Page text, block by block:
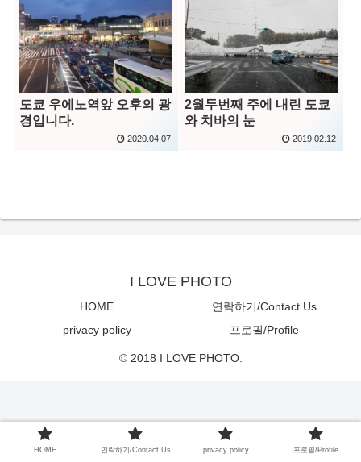
도쿄 우에노역앞 오후의 광
경입니다.
2020.04.07
2월두번째 주에 내린 도쿄
와 치바의 눈
2019.02.12
I LOVE PHOTO
HOME
연락하기/Contact Us
privacy policy
프로필/Profile
© 2018 I LOVE PHOTO.
HOME 연락하기/Contact Us privacy policy 프로필/Profile